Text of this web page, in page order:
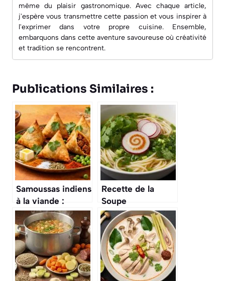
même du plaisir gastronomique. Avec chaque article,
j'espère vous transmettre cette passion et vous inspirer à
l'exprimer dans votre propre cuisine. Ensemble,
embarquons dans cette aventure savoureuse où créativité
et tradition se rencontrent.
Publications Similaires :
Samoussas indiens
à la viande :
recette
authentique et
facile
Recette de la
Soupe
Saigonnaise Hu
Tieu : saveurs
Vietnamiennes
Authentiques